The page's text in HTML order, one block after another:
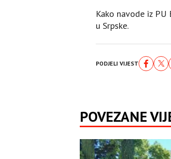
Kako navode iz
u Srpske.
PODJELI VIJEST
POVEZANE